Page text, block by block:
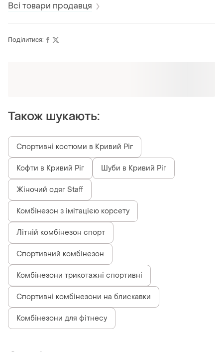
Всі товари продавця
Поділитися:
Також шукають: